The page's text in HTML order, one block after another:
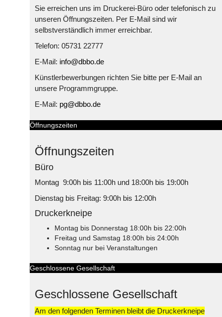
Sie erreichen uns im Druckerei-Büro oder telefonisch zu
unseren Öffnungszeiten. Per E-Mail sind wir
selbstverständlich immer erreichbar.
Telefon: 05731 22777
E-Mail: info@dbbo.de
Künstlerbewerbungen richten Sie bitte per E-Mail an
unsere Programmgruppe.
E-Mail: pg@dbbo.de
Öffnungszeiten
Öffnungszeiten
Büro
Montag 9:00h bis 11:00h und 18:00h bis 19:00h
Dienstag bis Freitag: 9:00h bis 12:00h
Druckerkneipe
Montag bis Donnerstag 18:00h bis 22:00h
Freitag und Samstag 18:00h bis 24:00h
Sonntag nur bei Veranstaltungen
Geschlossene Gesellschaft
Geschlossene Gesellschaft
Am den folgenden Terminen bleibt die Druckerkneipe